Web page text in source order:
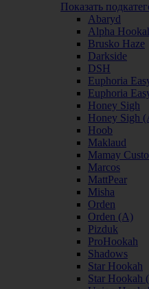
Показать
Abaryd
Alpha
Brusko Haze
Darkside
DSH
Euphoria
Euphoria
Honey Sigh
Honey Sigh
Hoob
Maklaud
Mamay
Marcos
MattPear
Misha
Orden
Orden (А)
Pizduk
ProHookah
Shadows
Star Hookah
Star Hookah